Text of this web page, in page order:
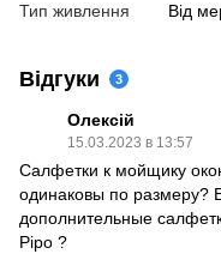
Тип живлення Від
Відгуки 3
Олексій
15.03.2023 в 13:57
Салфетки к мойщику
одинаковы по размеру?
дополнительные
Pipo ?